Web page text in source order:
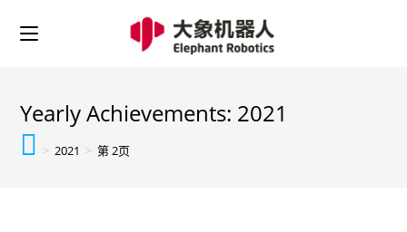
Yearly Achievements: 2021
> 2021 > 第 2页